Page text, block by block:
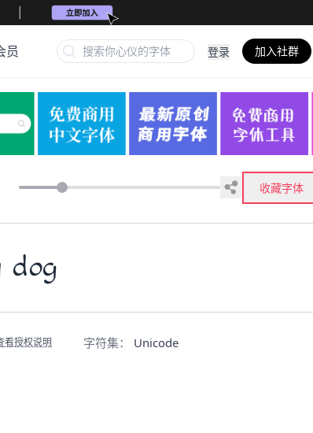
员 登录 加入社群
收藏字体
dog
看授权说明 字符集： Unicode